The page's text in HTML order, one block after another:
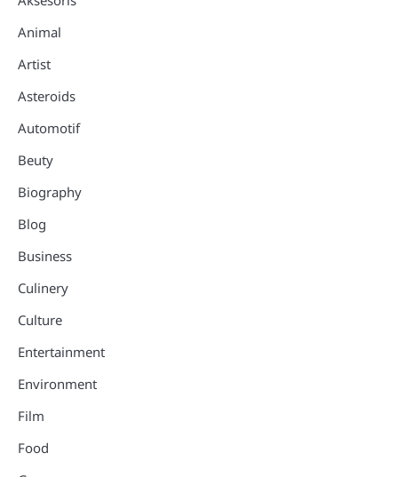
Animal
Artist
Asteroids
Automotif
Beuty
Biography
Blog
Business
Culinery
Culture
Entertainment
Environment
Film
Food